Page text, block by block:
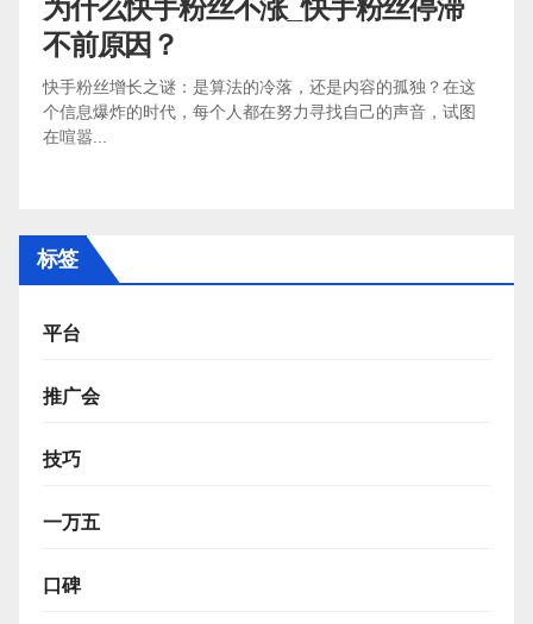
为什么快手粉丝不涨_快手粉丝停滞
不前原因？
快手粉丝增长之谜：是算法的冷落，还是内容的孤独？在这
个信息爆炸的时代，每个人都在努力寻找自己的声音，试图
在喧嚣...
标签
平台
推广会
技巧
一万五
口碑